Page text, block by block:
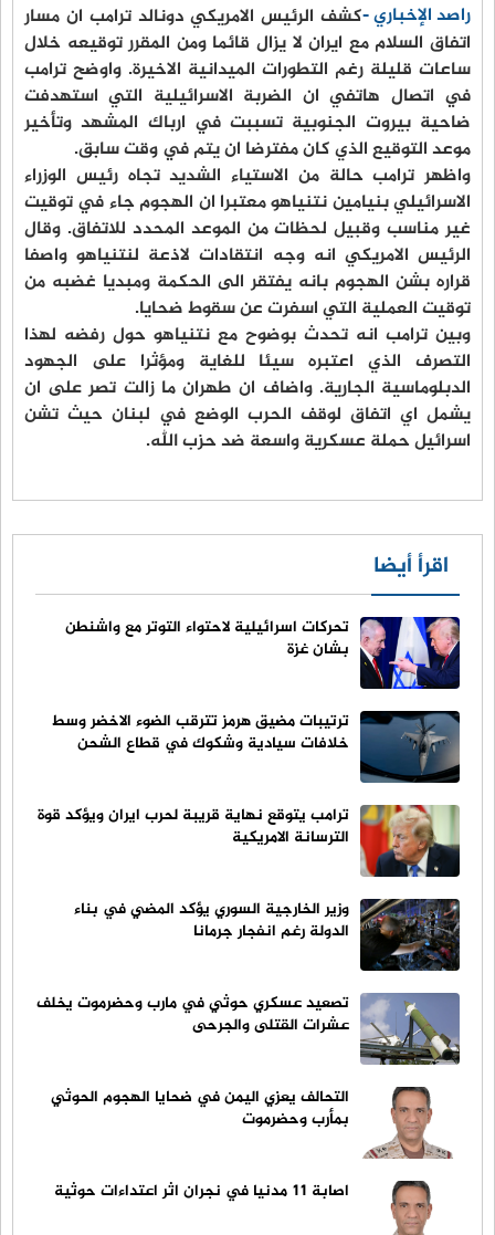
راصد الإخباري -كشف الرئيس الامريكي دونالد ترامب ان مسار
اتفاق السلام مع ايران لا يزال قائما ومن المقرر توقيعه خلال
ساعات قليلة رغم التطورات الميدانية الاخيرة. واوضح ترامب
في اتصال هاتفي ان الضربة الاسرائيلية التي استهدفت
ضاحية بيروت الجنوبية تسببت في ارباك المشهد وتأخير
موعد التوقيع الذي كان مفترضا ان يتم في وقت سابق.
واظهر ترامب حالة من الاستياء الشديد تجاه رئيس الوزراء
الاسرائيلي بنيامين نتنياهو معتبرا ان الهجوم جاء في توقيت
غير مناسب وقبيل لحظات من الموعد المحدد للاتفاق. وقال
الرئيس الامريكي انه وجه انتقادات لاذعة لنتنياهو واصفا
قراره بشن الهجوم بانه يفتقر الى الحكمة ومبديا غضبه من
توقيت العملية التي اسفرت عن سقوط ضحايا.
وبين ترامب انه تحدث بوضوح مع نتنياهو حول رفضه لهذا
التصرف الذي اعتبره سيئا للغاية ومؤثرا على الجهود
الدبلوماسية الجارية. واضاف ان طهران ما زالت تصر على ان
يشمل اي اتفاق لوقف الحرب الوضع في لبنان حيث تشن
اسرائيل حملة عسكرية واسعة ضد حزب الله.
اقرأ أيضا
تحركات اسرائيلية لاحتواء التوتر مع واشنطن
بشان غزة
ترتيبات مضيق هرمز تترقب الضوء الاخضر وسط
خلافات سيادية وشكوك في قطاع الشحن
ترامب يتوقع نهاية قريبة لحرب ايران ويؤكد قوة
الترسانة الامريكية
وزير الخارجية السوري يؤكد المضي في بناء
الدولة رغم انفجار جرمانا
تصعيد عسكري حوثي في مارب وحضرموت يخلف
عشرات القتلى والجرحى
التحالف يعزي اليمن في ضحايا الهجوم الحوثي
بمأرب وحضرموت
اصابة 11 مدنيا في نجران اثر اعتداءات حوثية